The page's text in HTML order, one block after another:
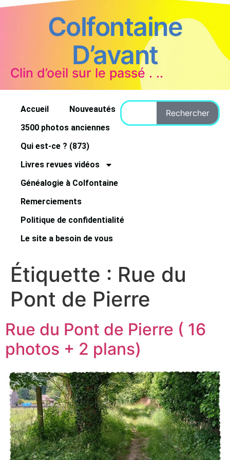
Colfontaine
D’avant
Clin d’oeil sur le passé . ..
Accueil
Nouveautés
3500 photos anciennes
Qui est-ce ? (873)
Livres revues vidéos
Généalogie à Colfontaine
Remerciements
Politique de confidentialité
Le site a besoin de vous
Rechercher
Étiquette : Rue du
Pont de Pierre
Rue du Pont de Pierre ( 16
photos + 2 plans)